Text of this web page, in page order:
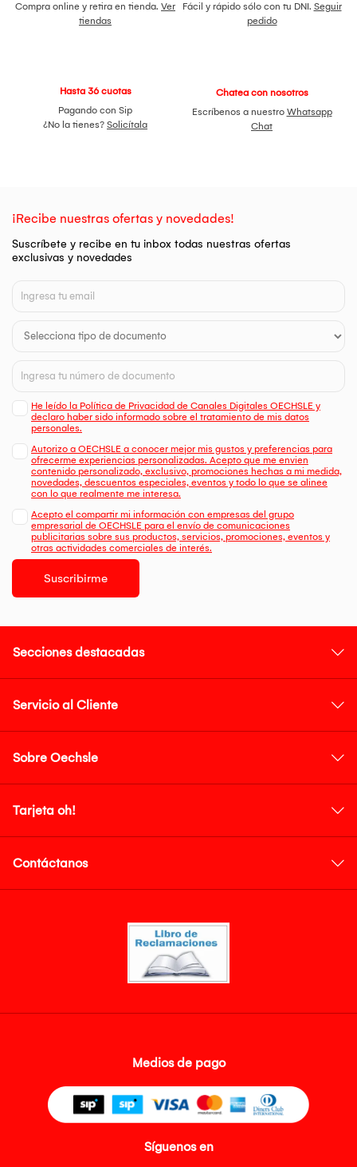
Compra online y retira en tienda. Ver
tiendas
Fácil y rápido sólo con tu DNI. Seguir
pedido
Hasta 36 cuotas
Pagando con Sip
¿No la tienes? Solicítala
Chatea con nosotros
Escríbenos a nuestro Whatsapp
Chat
¡Recibe nuestras ofertas y novedades!
Suscríbete y recibe en tu inbox todas nuestras ofertas
exclusivas y novedades
He leído la Política de Privacidad de Canales Digitales OECHSLE y
declaro haber sido informado sobre el tratamiento de mis datos
personales.
Autorizo a OECHSLE a conocer mejor mis gustos y preferencias para
ofrecerme experiencias personalizadas. Acepto que me envien
contenido personalizado, exclusivo, promociones hechas a mi medida,
novedades, descuentos especiales, eventos y todo lo que se alinee
con lo que realmente me interesa.
Acepto el compartir mi información con empresas del grupo
empresarial de OECHSLE para el envío de comunicaciones
publicitarias sobre sus productos, servicios, promociones, eventos y
otras actividades comerciales de interés.
Suscribirme
Secciones destacadas
Servicio al Cliente
Sobre Oechsle
Tarjeta oh!
Contáctanos
Medios de pago
Síguenos en